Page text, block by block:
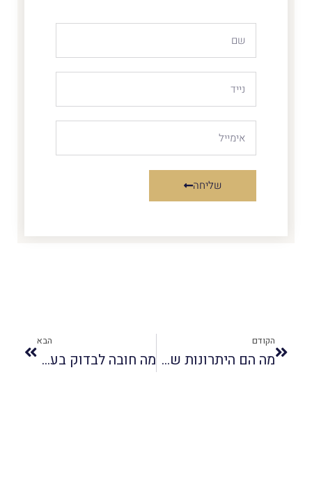
שליחה
הקודם
מה הם היתרונות של קייטרינג בשרי לאירועים קטנים?
הבא
מה חובה לבדוק בעת בחירת קייטרינג לשבת חתן?